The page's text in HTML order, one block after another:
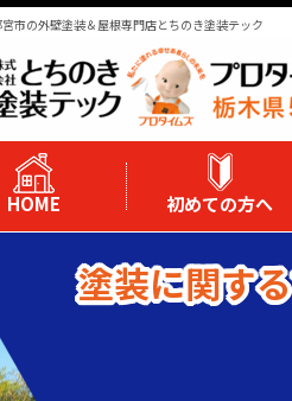
市の外壁塗装＆屋根専門店とちのき塗装テック
HOME 初めての方へ
塗装に関す